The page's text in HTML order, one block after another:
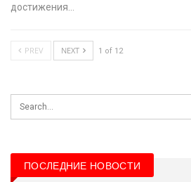
достижения…
PREV NEXT 1 of 12
ПОСЛЕДНИЕ НОВОСТИ